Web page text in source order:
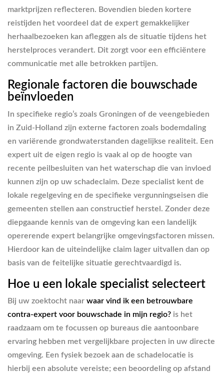
marktprijzen reflecteren. Bovendien bieden kortere
reistijden het voordeel dat de expert gemakkelijker
herhaalbezoeken kan afleggen als de situatie tijdens het
herstelproces verandert. Dit zorgt voor een efficiëntere
communicatie met alle betrokken partijen.
Regionale factoren die bouwschade
beïnvloeden
In specifieke regio’s zoals Groningen of de veengebieden
in Zuid-Holland zijn externe factoren zoals bodemdaling
en variërende grondwaterstanden dagelijkse realiteit. Een
expert uit de eigen regio is vaak al op de hoogte van
recente peilbesluiten van het waterschap die van invloed
kunnen zijn op uw schadeclaim. Deze specialist kent de
lokale regelgeving en de specifieke vergunningseisen die
gemeenten stellen aan constructief herstel. Zonder deze
diepgaande kennis van de omgeving kan een landelijk
opererende expert belangrijke omgevingsfactoren missen.
Hierdoor kan de uiteindelijke claim lager uitvallen dan op
basis van de feitelijke situatie gerechtvaardigd is.
Hoe u een lokale specialist selecteert
Bij uw zoektocht naar waar vind ik een betrouwbare
contra-expert voor bouwschade in mijn regio? is het
raadzaam om te focussen op bureaus die aantoonbare
ervaring hebben met vergelijkbare projecten in uw directe
omgeving. Een fysiek bezoek aan de schadelocatie is
hierbij een absolute vereiste; een beoordeling op afstand